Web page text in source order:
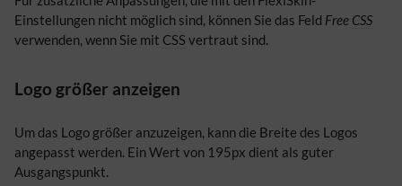
Einstellungen nicht möglich sind, können Sie das Feld Free CSS
verwenden, wenn Sie mit CSS vertraut sind.
Logo größer anzeigen
Um das Logo größer anzuzeigen, kann die Breite des Logos
angepasst werden. Ein Wert von 195px dient als guter
Ausgangspunkt.